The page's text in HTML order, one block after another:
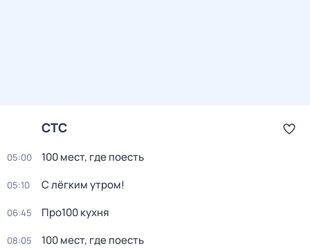
СТС
05:00 100 мест, где поесть
05:10 С лёгким утром!
06:45 Про100 кухня
08:05 100 мест, где поесть